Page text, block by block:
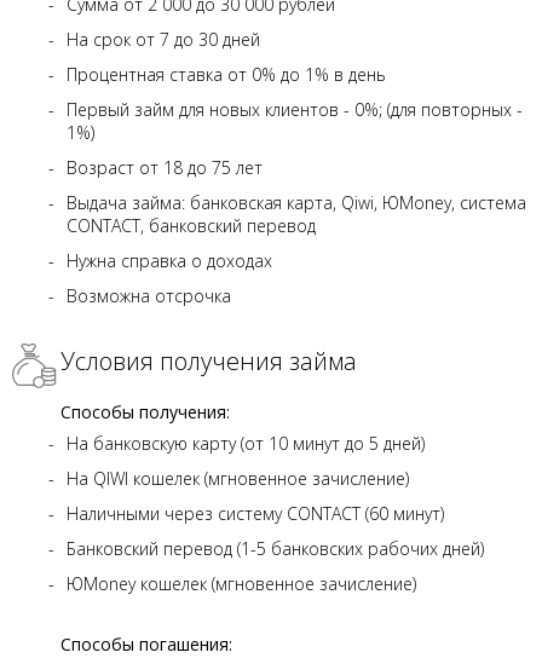
На срок от 7 до 30 дней
Процентная ставка от 0% до 1% в день
Первый займ для новых клиентов - 0%; (для повторных -
1%)
Возраст от 18 до 75 лет
Выдача займа: банковская карта, Qiwi, ЮMoney, система
CONTACT, банковский перевод
Нужна справка о доходах
Возможна отсрочка
Условия получения займа
Способы получения:
На банковскую карту (от 10 минут до 5 дней)
На QIWI кошелек (мгновенное зачисление)
Наличными через систему CONTACT (60 минут)
Банковский перевод (1-5 банковских рабочих дней)
ЮMoney кошелек (мгновенное зачисление)
Способы погашения: